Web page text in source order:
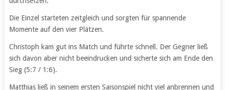
Die Einzel starteten zeitgleich und sorgten für spannende
Momente auf den vier Plätzen.
Christoph kam gut ins Match und führte schnell. Der Gegner ließ
sich davon aber nicht beeindrucken und sicherte sich am Ende den
Sieg (5:7 / 1:6).
Matthias ließ in seinem ersten Saisonspiel nicht viel anbrennen und